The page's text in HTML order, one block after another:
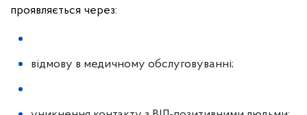
проявляється через:
відмову в медичному обслуговуванні;